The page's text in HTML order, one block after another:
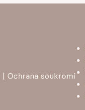
| Ochrana soukromí